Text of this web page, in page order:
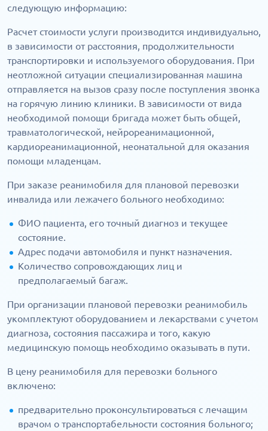
следующую информацию:
Расчет стоимости услуги производится индивидуально,
в зависимости от расстояния, продолжительности
транспортировки и используемого оборудования. При
неотложной ситуации специализированная машина
отправляется на вызов сразу после поступления звонка
на горячую линию клиники. В зависимости от вида
необходимой помощи бригада может быть общей,
травматологической, нейрореанимационной,
кардиореанимационной, неонатальной для оказания
помощи младенцам.
При заказе реанимобиля для плановой перевозки
инвалида или лежачего больного необходимо:
ФИО пациента, его точный диагноз и текущее
состояние.
Адрес подачи автомобиля и пункт назначения.
Количество сопровождающих лиц и
предполагаемый багаж.
При организации плановой перевозки реанимобиль
укомплектуют оборудованием и лекарствами с учетом
диагноза, состояния пассажира и того, какую
медицинскую помощь необходимо оказывать в пути.
В цену реанимобиля для перевозки больного
включено:
предварительно проконсультироваться с лечащим
врачом о транспортабельности состояния больного;